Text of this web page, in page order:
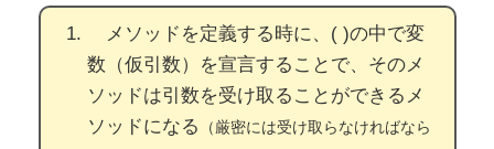
メソッドを定義する時に、( )の中で変
数（仮引数）を宣言することで、そのメ
ソッドは引数を受け取ることができるメ
ソッドになる
（厳密には受け取らなければなら